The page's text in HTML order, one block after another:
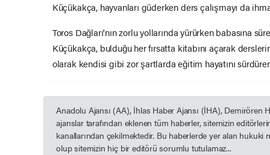
Küçükakça, hayvanları güderken ders çalışmayı da
Toros Dağları'nın zorlu yollarında yürürken babasına
Küçükakça, bulduğu her fırsatta kitabını açarak
olarak kendisi gibi zor şartlarda eğitim hayatını
Anadolu Ajansı (AA), İhlas Haber Ajansı (İHA), Demirören
ajanslar tarafından eklenen tüm haberler, sitemizin
kanallarından çekilmektedir. Bu haberlerde yer alan hukuki
olup sitemizin hiç bir editörü sorumlu tutulamaz...